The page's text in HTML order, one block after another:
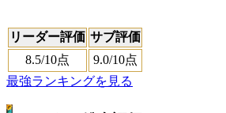
リーダー評価 サブ評価
8.5/10点 9.0/10点
最強ランキングを見る